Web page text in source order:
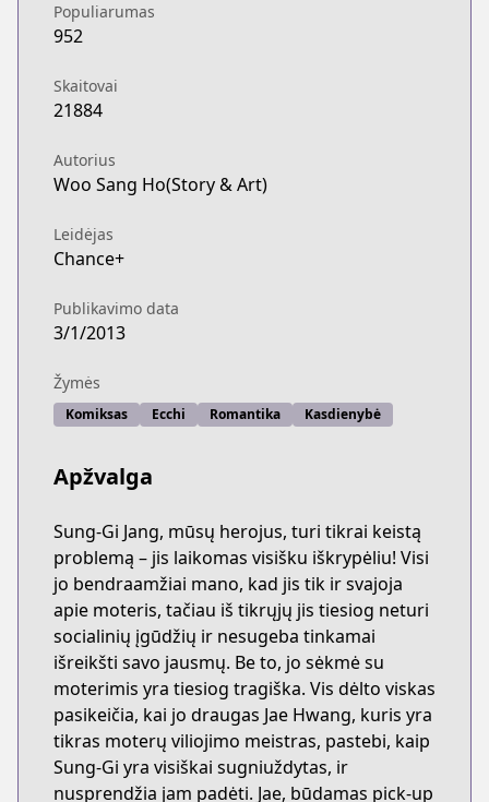
Populiarumas
952
Skaitovai
21884
Autorius
Woo Sang Ho(Story & Art)
Leidėjas
Chance+
Publikavimo data
3/1/2013
Žymės
Komiksas Ecchi Romantika Kasdienybė
Apžvalga
Sung-Gi Jang, mūsų herojus, turi tikrai keistą
problemą – jis laikomas visišku iškrypėliu! Visi
jo bendraamžiai mano, kad jis tik ir svajoja
apie moteris, tačiau iš tikrųjų jis tiesiog neturi
socialinių įgūdžių ir nesugeba tinkamai
išreikšti savo jausmų. Be to, jo sėkmė su
moterimis yra tiesiog tragiška. Vis dėlto viskas
pasikeičia, kai jo draugas Jae Hwang, kuris yra
tikras moterų viliojimo meistras, pastebi, kaip
Sung-Gi yra visiškai sugniuždytas, ir
nusprendžia jam padėti. Jae, būdamas pick-up